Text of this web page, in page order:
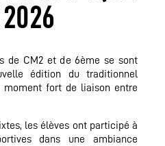
de CM2 et de 6ème se sont
édition du traditionnel
moment fort de liaison entre
les élèves ont participé à
dans une ambiance